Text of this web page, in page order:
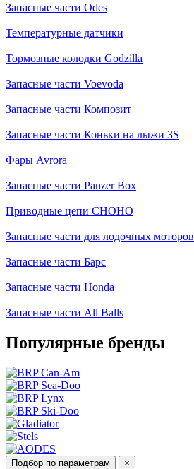
Запасные части Odes
Температурные датчики
Тормозные колодки Godzilla
Запасные части Voevoda
Запасные части Композит
Запасные части Коньки на лыжи 3S
Фары Avrora
Запасные части Panzer Box
Приводные цепи CHOHO
Запасные части для лодочных моторов
Запасные части Барс
Запасные части Honda
Запасные части All Balls
Популярные бренды
Подбор по параметрам ×